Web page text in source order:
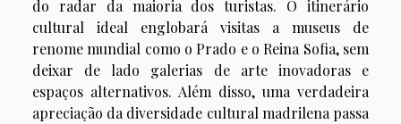
do radar da maioria dos turistas. O itinerário
cultural ideal englobará visitas a museus de
renome mundial como o Prado e o Reina Sofia, sem
deixar de lado galerias de arte inovadoras e
espaços alternativos. Além disso, uma verdadeira
apreciação da diversidade cultural madrilena passa